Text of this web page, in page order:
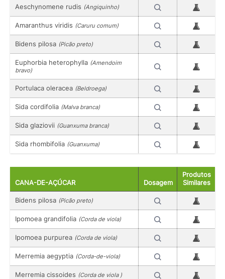
Aeschynomene rudis (Angiquinho)
Amaranthus viridis (Caruru comum)
Bidens pilosa (Picão preto)
Euphorbia heterophylla (Amendoim
bravo)
Portulaca oleracea (Beldroega)
Sida cordifolia (Malva branca)
Sida glaziovii (Guanxuma branca)
Sida rhombifolia (Guanxuma)
CANA-DE-AÇÚCAR Dosagem
Produtos
Similares
Bidens pilosa (Picão preto)
Ipomoea grandifolia (Corda de viola)
Ipomoea purpurea (Corda de viola)
Merremia aegyptia (Corda-de-viola)
Merremia cissoides (Corda de viola )